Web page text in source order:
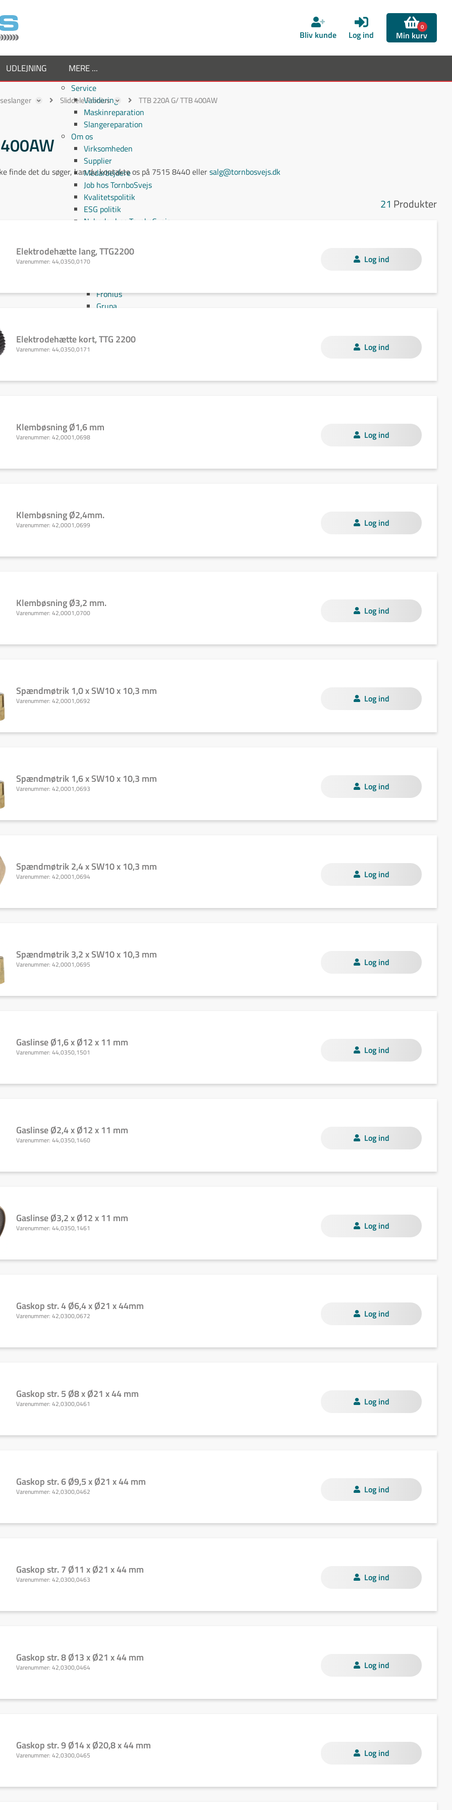
Bliv kunde Log ind
0
Min kurv
UDLEJNING MERE ...
Service
Validering
Maskinreparation
Slangereparation
Om os
Virksomheden
Supplier
Medarbejdere
Job hos TornboSvejs
Kvalitetspolitik
ESG politik
Nyheder hos TornboSvejs
Kom i mål med dit projekt
Mærker
Fronius
Grupa
NST
Find certifikat
Sliddele Fronius TTB 220A G/ TTB 400AW
finde det du søger, kan du kontakte os på 7515 8440 ellersalg@tornbosvejs.dk
21 Produkter
Elektrodehætte lang, TTG2200
Varenummer: 44,0350,0170 Log ind
Elektrodehætte kort, TTG 2200
Varenummer: 44,0350,0171 Log ind
Klembøsning Ø1,6 mm
Varenummer: 42,0001,0698 Log ind
Klembøsning Ø2,4mm.
Varenummer: 42,0001,0699 Log ind
Klembøsning Ø3,2 mm.
Varenummer: 42,0001,0700 Log ind
Spændmøtrik 1,0 x SW10 x 10,3 mm
Varenummer: 42,0001,0692 Log ind
Spændmøtrik 1,6 x SW10 x 10,3 mm
Varenummer: 42,0001,0693 Log ind
Spændmøtrik 2,4 x SW10 x 10,3 mm
Varenummer: 42,0001,0694 Log ind
Spændmøtrik 3,2 x SW10 x 10,3 mm
Varenummer: 42,0001,0695 Log ind
Gaslinse Ø1,6 x Ø12 x 11 mm
Varenummer: 44,0350,1501 Log ind
Gaslinse Ø2,4 x Ø12 x 11 mm
Varenummer: 44,0350,1460 Log ind
Gaslinse Ø3,2 x Ø12 x 11 mm
Varenummer: 44,0350,1461 Log ind
Gaskop str. 4 Ø6,4 x Ø21 x 44mm
Varenummer: 42,0300,0672 Log ind
Gaskop str. 5 Ø8 x Ø21 x 44 mm
Varenummer: 42,0300,0461 Log ind
Gaskop str. 6 Ø9,5 x Ø21 x 44 mm
Varenummer: 42,0300,0462 Log ind
Gaskop str. 7 Ø11 x Ø21 x 44 mm
Varenummer: 42,0300,0463 Log ind
Gaskop str. 8 Ø13 x Ø21 x 44 mm
Varenummer: 42,0300,0464 Log ind
Gaskop str. 9 Ø14 x Ø20,8 x 44 mm
Varenummer: 42,0300,0465 Log ind